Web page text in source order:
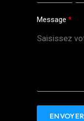
Message
ENVOYER